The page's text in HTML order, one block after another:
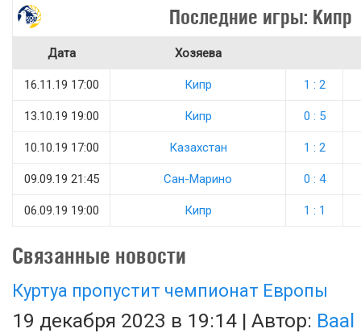
Последние игры: Кипр
Дата Хозяева
16.11.19 17:00 Кипр 1 : 2
13.10.19 19:00 Кипр 0 : 5
10.10.19 17:00 Казахстан 1 : 2
09.09.19 21:45 Сан-Марино 0 : 4
06.09.19 19:00 Кипр 1 : 1
Связанные новости
Куртуа пропустит чемпионат Европы
19 декабря 2023 в 19:14 | Автор: Baal